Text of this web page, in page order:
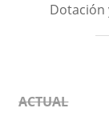
Dotación
ACTUAL